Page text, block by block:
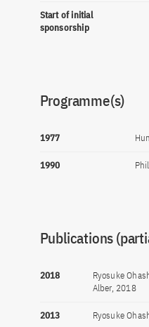
Start of initial
sponsorship
Programme(s)
1977
1990
Publications
2018
Ryosuke
Alber, 2018
2013 Ryosuke